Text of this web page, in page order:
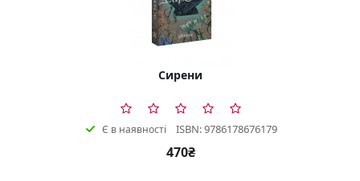
Сирени
Є в наявності ISBN: 9786178676179
470₴